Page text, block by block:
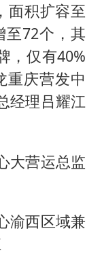
面积扩容至
至72个，其
，仅有40%
重庆营发中
经理吕耀江
大营运总监
渝西区域兼